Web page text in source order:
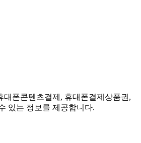
대폰콘텐츠결제, 휴대폰결제상품권,
있는 정보를 제공합니다.